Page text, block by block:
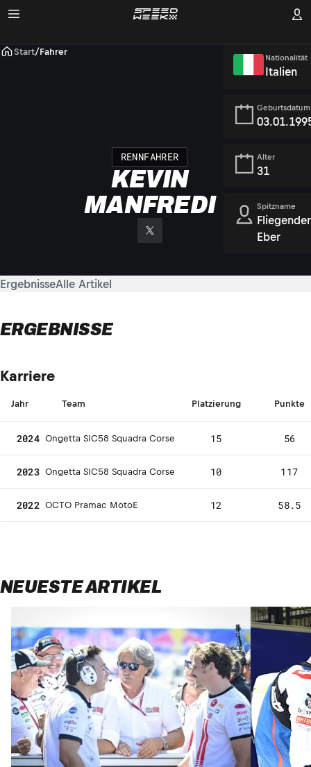
Start/Fahrer
RENNFAHRER
KEVIN
MANFREDI
Nationalität
Italien
Geburtsdatum
Alter
31
Spitzname
Fliegender
Eber
ErgebnisseAlle Artikel
ERGEBNISSE
Karriere
Jahr Team Platzierung Punkte
2024 Ongetta SIC58 Squadra Corse 15 56
2023 Ongetta SIC58 Squadra Corse 10 117
2022 OCTO Pramac MotoE 12 58.5
NEUESTE ARTIKEL